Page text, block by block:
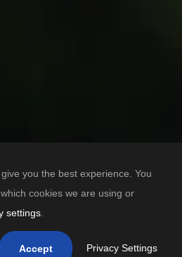
Bénin, tous droits réservés.
you the best experience. You
cookies we are using or
settings
Accept Privacy Settings